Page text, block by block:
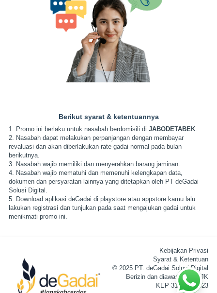
Berikut syarat & ketentuannya
1. Promo ini berlaku untuk nasabah berdomisili di JABODETABEK.
2. Nasabah dapat melakukan perpanjangan dengan membayar
revaluasi dan akan diberlakukan rate gadai normal pada bulan
berikutnya.
3. Nasabah wajib memiliki dan menyerahkan barang jaminan.
4. Nasabah wajib mematuhi dan memenuhi kelengkapan data,
dokumen dan persyaratan lainnya yang ditetapkan oleh PT deGadai
Solusi Digital.
5. Download aplikasi deGadai di playstore atau appstore kamu lalu
lakukan registrasi dan tunjukan pada saat mengajukan gadai untuk
menikmati promo ini.
Kebijakan Privasi
Syarat & Ketentuan
© 2025 PT. deGadai Solusi Digital
Berizin dan diawasi oleh OJK
KEP-31/D.05/2023